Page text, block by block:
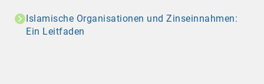
Islamische Organisationen und Zinseinnahmen:
Ein Leitfaden